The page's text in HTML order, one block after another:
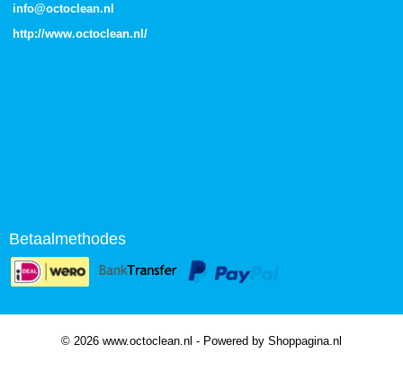
info@octoclean.nl
http://www.octoclean.nl /
Betaalmethodes
© 2026 www.octoclean.nl - Powered by Shoppagina.nl